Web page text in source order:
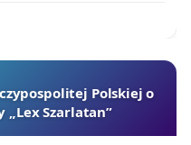
Polskiej o
Szarlatan”